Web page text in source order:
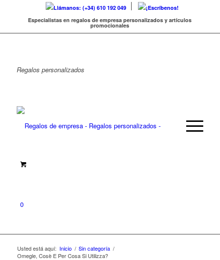
Llámanos: (+34) 610 192 049
¡Escríbenos!
Especialistas en regalos de empresa personalizados y artículos
promocionales
Regalos personalizados
0
Usted está aquí: Inicio / Sin categoría /
Omegle, Cosè E Per Cosa Si Utilizza?